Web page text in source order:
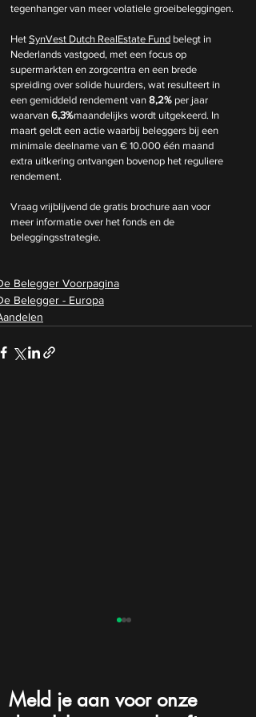
tegenhanger van meer volatiele groeibeleggingen.
Het SynVest Dutch RealEstate Fund belegt in
Nederlands vastgoed, met een focus op
supermarkten en zorgcentra en een brede
spreiding over solide huurders, wat resulteert in
een gemiddeld rendement van 8,2% per jaar
waarvan 6,3%maandelijks wordt uitgekeerd. In
maart geldt een actie waarbij beleggers bij een
minimale deelname van € 10.000 één maand
extra uitkering ontvangen bovenop het reguliere
rendement.
Vraag vrijblijvend de gratis brochure aan voor
meer informatie over het fonds en de
beleggingsstrategie.
Belegger Voorpagina
Belegger - Europa
Meld je aan voor onze